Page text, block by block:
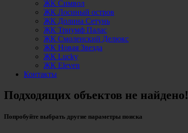
ЖК Символ
ЖК Лосиный остров
ЖК Долина Сетунь
ЖК Триумф Палас
ЖК Смоленский Делюкс
ЖК Новая Звезда
ЖК Lucky
ЖК Eleven
Контакты
Подходящих объектов не найдено!
Попробуйте выбрать другие параметры поиска